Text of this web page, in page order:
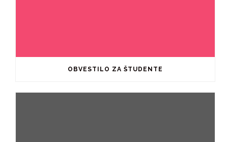
OBVESTILO ZA ŠTUDENTE